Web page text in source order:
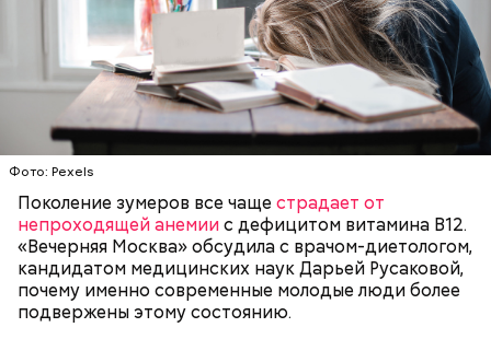
Фото: Pexels
Поколение зумеров все чаще страдает от
непроходящей анемиис дефицитом витамина B12.
«Вечерняя Москва» обсудила с врачом-диетологом,
кандидатом медицинских наук Дарьей Русаковой,
почему именно современные молодые люди более
подвержены этому состоянию.
Противень ставится в духовку, разогретую до 180–
190 градусов. Спагетти из кабачка нужно запекать
25–30 минут.
Как выбрать дыню